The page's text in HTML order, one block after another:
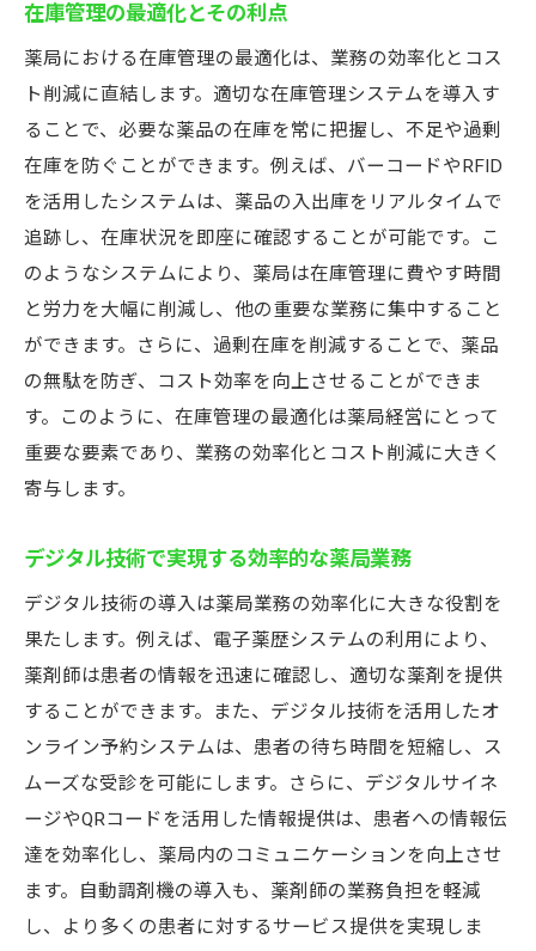
在庫管理の最適化とその利点
薬局における在庫管理の最適化は、業務の効率化とコス
ト削減に直結します。適切な在庫管理システムを導入す
ることで、必要な薬品の在庫を常に把握し、不足や過剰
在庫を防ぐことができます。例えば、バーコードやRFID
を活用したシステムは、薬品の入出庫をリアルタイムで
追跡し、在庫状況を即座に確認することが可能です。こ
のようなシステムにより、薬局は在庫管理に費やす時間
と労力を大幅に削減し、他の重要な業務に集中すること
ができます。さらに、過剰在庫を削減することで、薬品
の無駄を防ぎ、コスト効率を向上させることができま
す。このように、在庫管理の最適化は薬局経営にとって
重要な要素であり、業務の効率化とコスト削減に大きく
寄与します。
デジタル技術で実現する効率的な薬局業務
デジタル技術の導入は薬局業務の効率化に大きな役割を
果たします。例えば、電子薬歴システムの利用により、
薬剤師は患者の情報を迅速に確認し、適切な薬剤を提供
することができます。また、デジタル技術を活用したオ
ンライン予約システムは、患者の待ち時間を短縮し、ス
ムーズな受診を可能にします。さらに、デジタルサイネ
ージやQRコードを活用した情報提供は、患者への情報伝
達を効率化し、薬局内のコミュニケーションを向上させ
ます。自動調剤機の導入も、薬剤師の業務負担を軽減
し、より多くの患者に対するサービス提供を実現しま